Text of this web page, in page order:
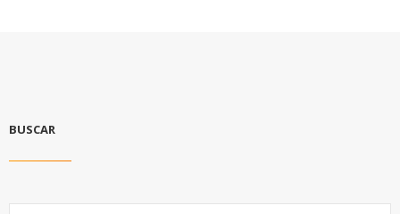
BUSCAR